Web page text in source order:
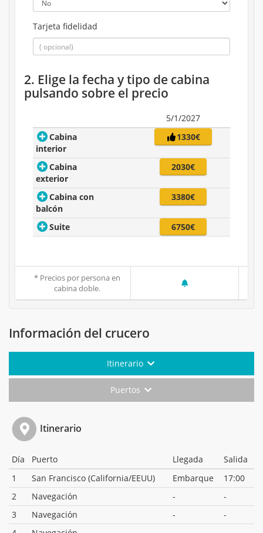
Tarjeta fidelidad
2. Elige la fecha y tipo de cabina
pulsando sobre el precio
5/1/2027
Cabina
interior
1330€
Cabina
exterior
2030€
Cabina con
balcón
3380€
Suite 6750€
* Precios por persona en
cabina doble.
Información del crucero
Itinerario
Puertos
Itinerario
Día Puerto Llegada
Salida
1
San Francisco (California/EEUU) Embarque
17:00
2
Navegación -
-
3
Navegación -
-